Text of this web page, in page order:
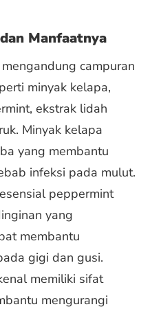
Manfaatnya
campuran
minyak kelapa,
ekstrak lidah
Minyak kelapa
yang membantu
infeksi pada mulut.
peppermint
yang
membantu
gigi dan gusi.
memiliki sifat
mengurangi